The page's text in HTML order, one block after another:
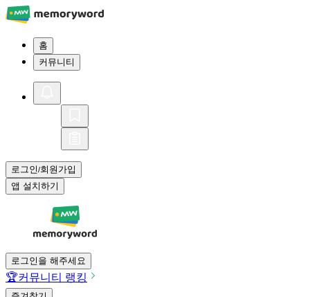
홈
커뮤니티
로그인/회원가입
앱 설치하기
로그인을 해주세요
🏆커뮤니티 랭킹